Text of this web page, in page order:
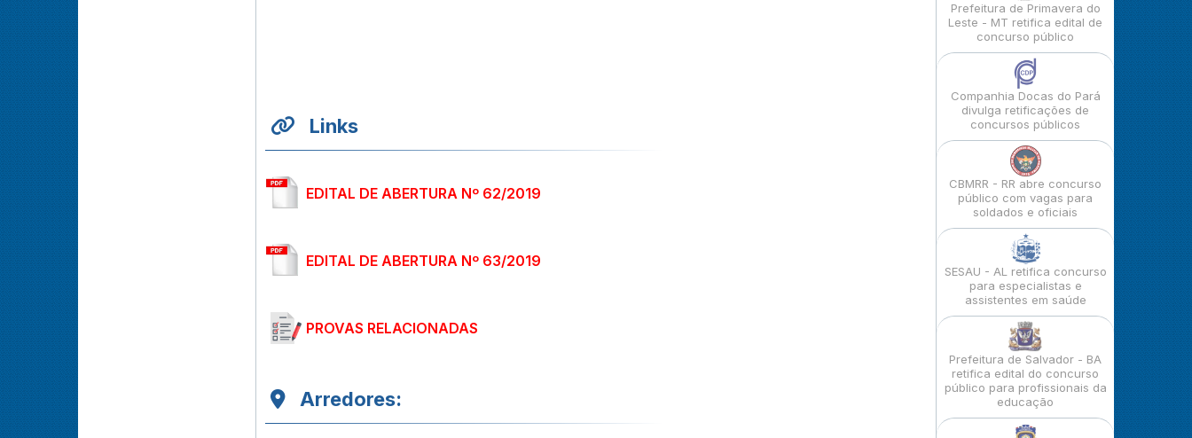
Links
EDITAL DE ABERTURA Nº 62/2019
EDITAL DE ABERTURA Nº 63/2019
PROVAS RELACIONADAS
Arredores:
Prefeitura de Primavera do
Leste - MT retifica edital de
concurso público
Companhia Docas do Pará
divulga retificações de
concursos públicos
CBMRR - RR abre concurso
público com vagas para
soldados e oficiais
SESAU - AL retifica concurso
para especialistas e
assistentes em saúde
Prefeitura de Salvador - BA
retifica edital do concurso
público para profissionais da
educação